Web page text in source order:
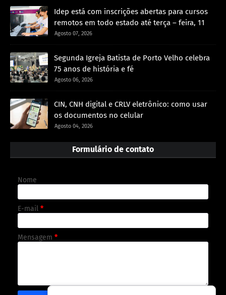
Idep está com inscrições abertas para cursos
remotos em todo estado até terça – feira, 11
Agosto 07, 2026
Segunda Igreja Batista de Porto Velho celebra
75 anos de história e fé
Agosto 06, 2026
CIN, CNH digital e CRLV eletrônico: como usar
os documentos no celular
Agosto 04, 2026
Formulário de contato
Nome
E-mail *
Mensagem *